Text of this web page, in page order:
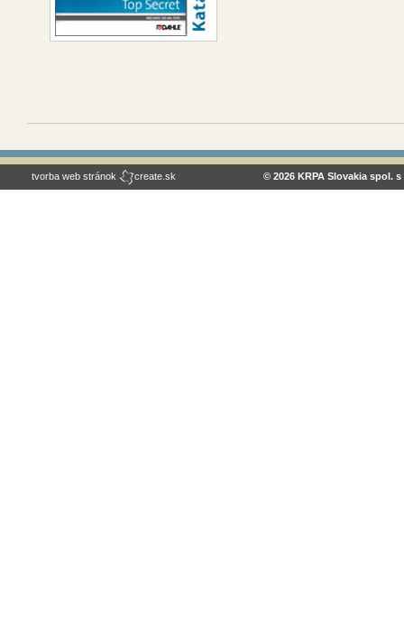
tvorba web stránok create.sk © 2026 KRPA Slovakia spol. s